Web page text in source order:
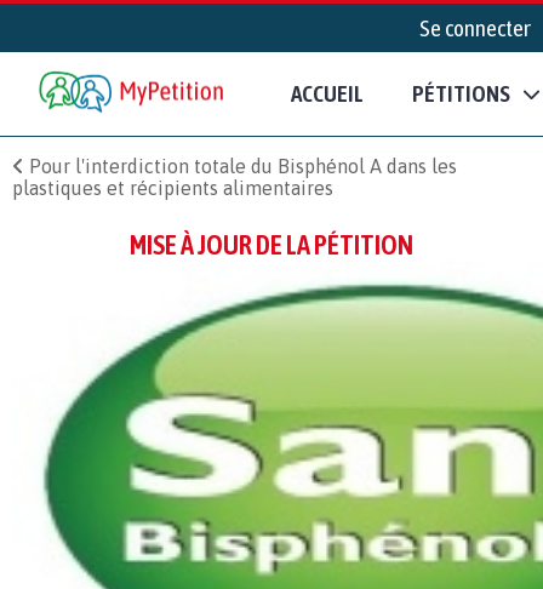
Se connecter
ACCUEIL PÉTITIONS
Pour l'interdiction totale du Bisphénol A dans les
plastiques et récipients alimentaires
MISE À JOUR DE LA PÉTITION